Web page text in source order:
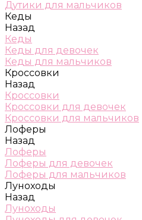
Дутики для мальчиков
Кеды
Назад
Кеды
Кеды для девочек
Кеды для мальчиков
Кроссовки
Назад
Кроссовки
Кроссовки для девочек
Кроссовки для мальчиков
Лоферы
Назад
Лоферы
Лоферы для девочек
Лоферы для мальчиков
Луноходы
Назад
Луноходы